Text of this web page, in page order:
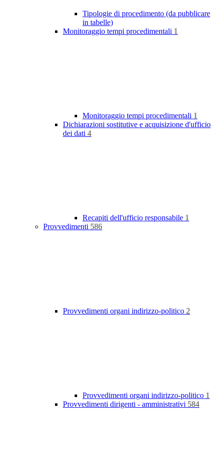
Tipologie di procedimento (da pubblicare
in tabelle)
Monitoraggio tempi procedimentali 1
Monitoraggio tempi procedimentali 1
Dichiarazioni sostitutive e acquisizione d'ufficio
dei dati 4
Recapiti dell'ufficio responsabile 1
Provvedimenti 586
Provvedimenti organi indirizzo-politico 2
Provvedimenti organi indirizzo-politico 1
Provvedimenti dirigenti - amministrativi 584